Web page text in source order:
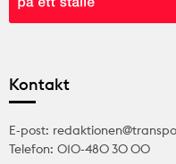
Kontakt
E-post:
Telefon: 010-480 30 00